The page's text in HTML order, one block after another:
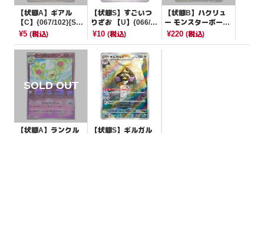
【状態A】ギアル
【C】{067/102}[SV
7]
¥5 (税込)
【状態S】すごいつ
りざお 【U】{066/0
71}[SV2P]
¥10(税込)
【状態B】ハクリュ
ー モンスターボール
ミラー【U】{148/16
¥220 (税込)
【状態A】ランクル
【状態S】ギルガル